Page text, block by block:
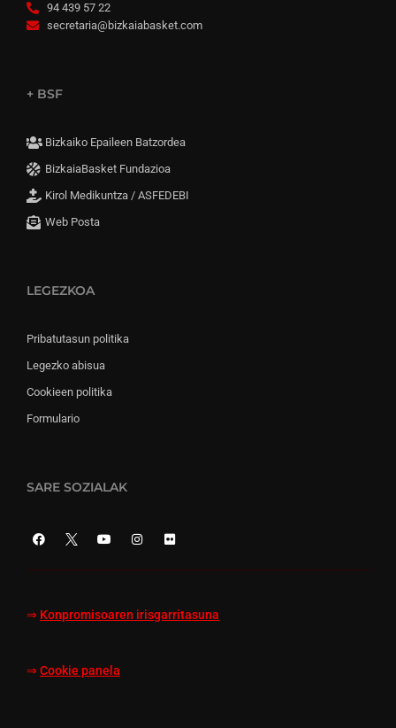
94 439 57 22
secretaria@bizkaiabasket.com
+ BSF
Bizkaiko Epaileen Batzordea
BizkaiaBasket Fundazioa
Kirol Medikuntza / ASFEDEBI
Web Posta
LEGEZKOA
Pribatutasun politika
Legezko abisua
Cookieen politika
Formulario
SARE SOZIALAK
⇒ Konpromisoaren irisgarritasuna
⇒ Cookie panela